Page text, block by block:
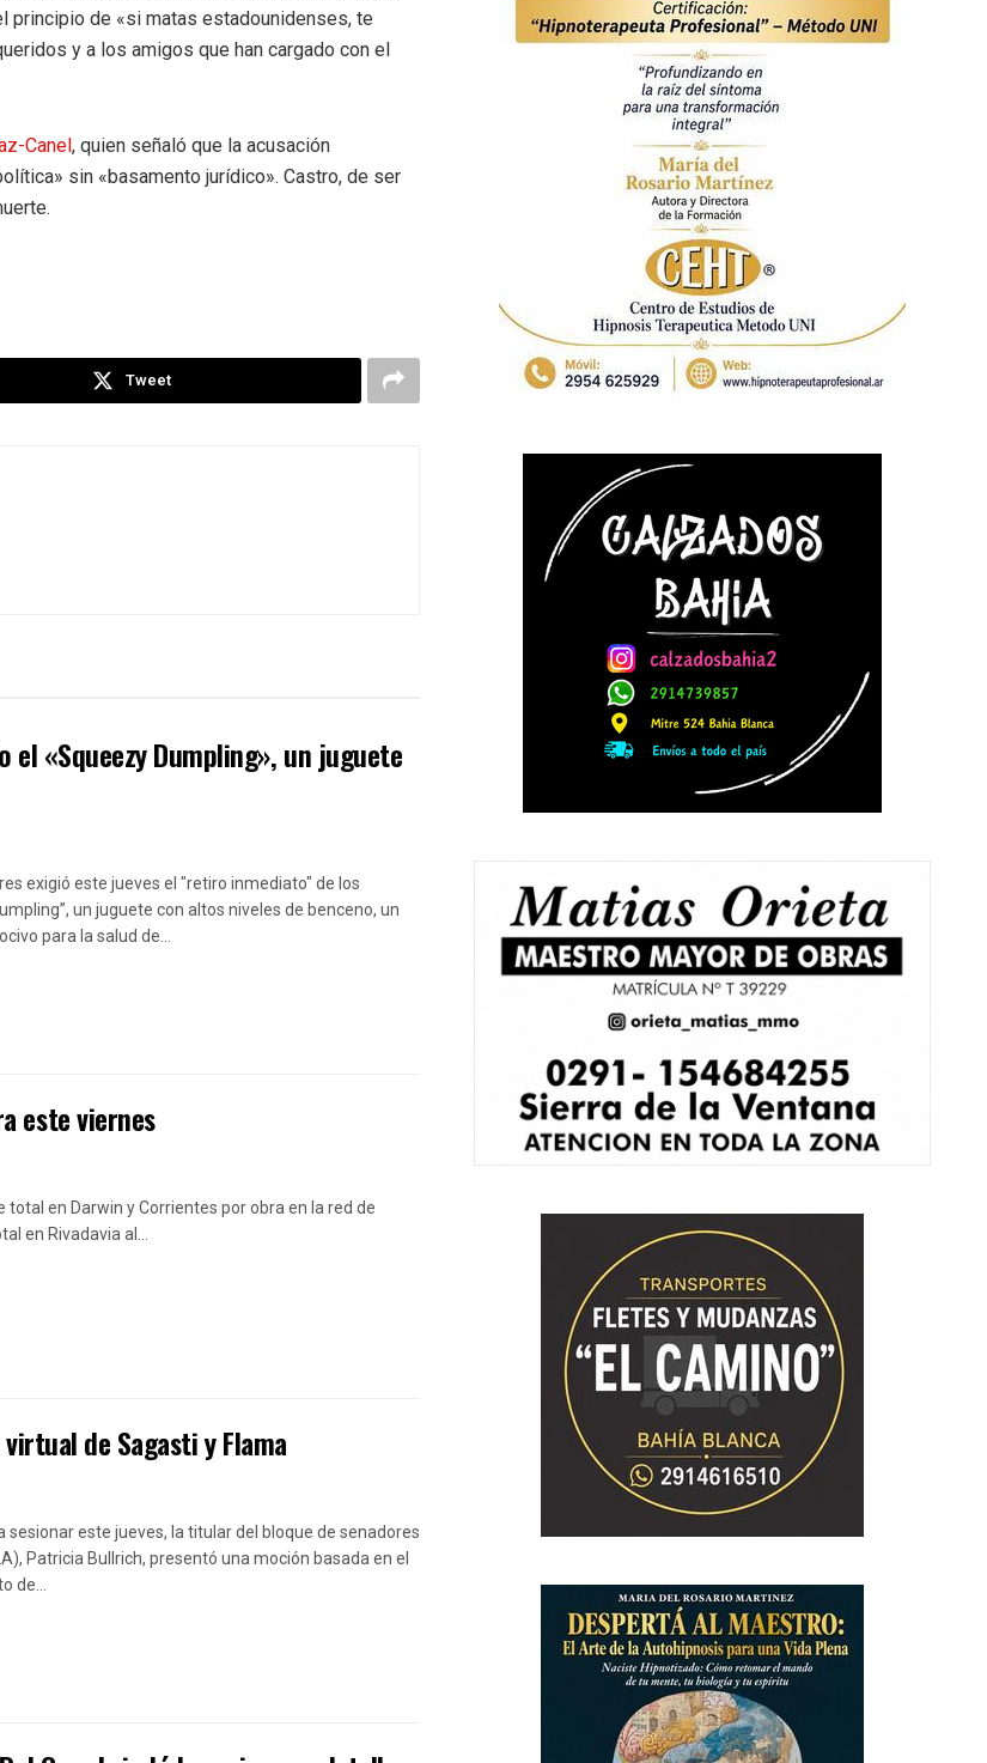
principio de «si matas estadounidenses, te
y a los amigos que han cargado con el
Canel, quien señaló que la acusación
sin «basamento jurídico». Castro, de ser
Tweet
el «Squeezy Dumpling», un juguete
exigió este jueves el "retiro inmediato" de los
un juguete con altos niveles de benceno, un
para la salud de...
este viernes
total en Darwin y Corrientes por obra en la red de
en Rivadavia al...
de Sagasti y Flama
este jueves, la titular del bloque de senadores
Patricia Bullrich, presentó una moción basada en el
de...